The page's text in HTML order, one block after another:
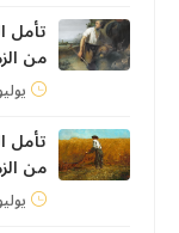
تأمل
من
يوليو 23,
تأمل
من
يوليو 17,